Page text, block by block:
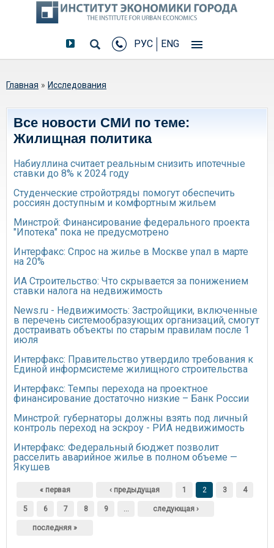
РУС ENG
Вы здесь
Главная » Исследования
Все новости СМИ по теме:
Жилищная политика
Набиуллина считает реальным снизить ипотечные
ставки до 8% к 2024 году
Студенческие стройотряды помогут обеспечить
россиян доступным и комфортным жильем
Минстрой: Финансирование федерального проекта
"Ипотека" пока не предусмотрено
Интерфакс: Спрос на жилье в Москве упал в марте
на 20%
ИА Строительство: Что скрывается за понижением
ставки налога на недвижимость
News.ru - Недвижимость: Застройщики, включенные
в перечень системообразующих организаций, смогут
достраивать объекты по старым правилам после 1
июля
Интерфакс: Правительство утвердило требования к
Единой информсистеме жилищного строительства
Интерфакс: Темпы перехода на проектное
финансирование достаточно низкие – Банк России
Минстрой: губернаторы должны взять под личный
контроль переход на эскроу - РИА недвижимость
Интерфакс: Федеральный бюджет позволит
расселить аварийное жилье в полном объеме —
Якушев
Страницы
« первая ‹ предыдущая 1 2 3 4
5 6 7 8 9 … следующая ›
последняя »